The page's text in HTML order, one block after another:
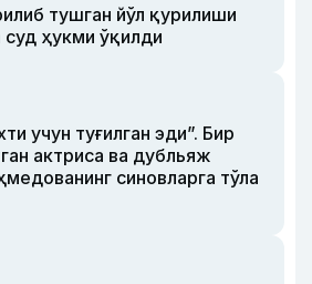
тушган йўл қурилиши
суд ҳукми ўқилди
учун туғилган эди”. Бир
актриса ва дубльяж
синовларга тўла